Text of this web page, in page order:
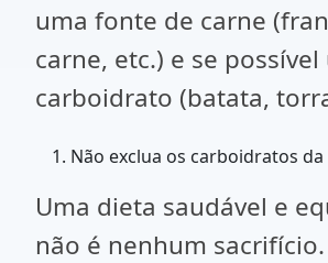
uma fonte de carne
carne, etc.) e se possível
carboidrato (batata,
Não exclua os carboidratos
Uma dieta saudável e
não é nenhum